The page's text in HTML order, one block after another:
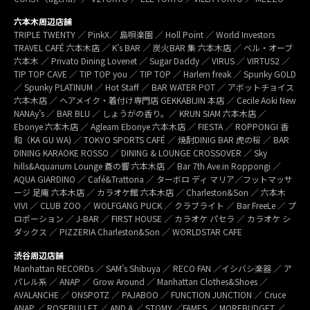
六本木周辺店舗
TRIPLE TWENTY ／ PinkX／ 島唄楽園 ／ Holl Point ／ World Investors
TRAVEL CAFÉ 六本木店 ／ K’s BAR ／ 炭火BAR 集 六本木店 ／ ベル・オーブ
六本木 ／ Privato Dining Lovenet ／ Sugar Daddy ／ VIRUS ／ VIRTUS2 ／
TIP TOP CAVE ／ TIP TOP you ／ TIP TOP ／ Harlem freak ／ Spunky GOLD
／ Spunky PLATINUM ／ Hot Staff ／ BAR WATER POT ／ アボットチョイス
六本木店 ／ ヘアメイク・着付け専門店 GEKKABIJIN 本店 ／ Cecile Aoki New
NANAy’s ／ BAR BLU ／ しょうがの香り。／ KRUN SIAM 六本木店 ／
Ebonye 六本木店 ／ Agleam Ebonye 六本木店 ／ FIESTA ／ ROPPONGI 香
和（KA GU WA) ／ TOKYO SPORTS CAFÉ ／ 焼酎DINIG BAR 虎の桜 ／ BAR
DINING KARAOKE ROSSO ／ DINING & LOUNGE CROSSOVER ／ Sky
hills&Aquarium Lounge 蒼の響 六本木店 ／ Bar 7th Ave.in Roppongi ／
AQUA GIARDINO ／ Café&Trattoria ／ ターボロ ディ マリア／フットマッサ
ージ 足庵 六本木店 ／ カラオケ館 六本木店 ／ Charleston&Son ／ 六本木
VIVI ／ CLUB ZOO ／ WOLFGANG PUCK ／ クラブライト ／ Bar FreeLe ／ プ
ロポーション ／ J-BAR ／ FIRST HOUSE ／ カラオケ パセラ ／ カラオケ シ
ダックス ／ PIZZERIA Charleston&Son ／ WORLDSTAR CAFE
渋谷周辺店舗
Manhattan RECORDs ／ SAM’s Shibuya ／ RECO FAN ／イシバシ楽器 ／ ア
パレル系 ／ ANAP ／ Grow Around ／ Manhattan Clothes&Shoes ／
AVALANCHE ／ ONSPOTZ ／ PAJABOO ／ FUNCTION JUNCTION ／ Cruce
ANAP ／ ROSEBULLET ／ AND A ／ STOMY ／FAMES ／ MOREBUDGET ／